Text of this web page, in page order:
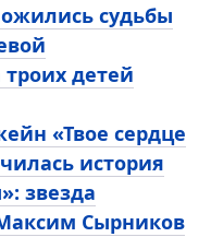
судьбы
детей
«Твое сердце
история
звезда
Сырников